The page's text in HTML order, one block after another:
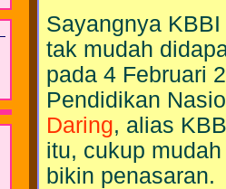
Sayangnya
tak mudah
pada 4 Februari
Pendidikan
Daring, alias
itu, cukup
bikin penasaran.